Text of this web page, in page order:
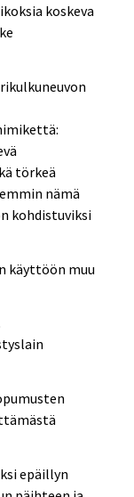
koskeva
törkeä
nämä
kohdistuviksi
käyttöön muu
epäillyn